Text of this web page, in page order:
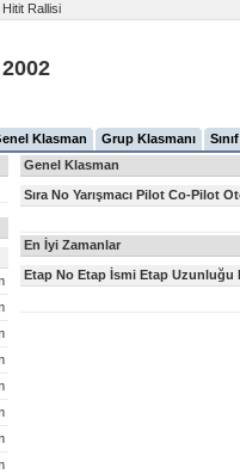
Rallisi
Klasman Grup Klasmanı
Genel Klasman
Sıra No Yarışmacı Pilot Co-Pilot
En İyi Zamanlar
Etap No Etap İsmi Etap Uzunluğu